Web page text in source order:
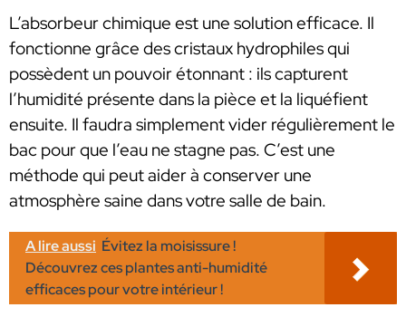
L’absorbeur chimique est une solution efficace. Il
fonctionne grâce des cristaux hydrophiles qui
possèdent un pouvoir étonnant : ils capturent
l’humidité présente dans la pièce et la liquéfient
ensuite. Il faudra simplement vider régulièrement le
bac pour que l’eau ne stagne pas. C’est une
méthode qui peut aider à conserver une
atmosphère saine dans votre salle de bain.
A lire aussi Évitez la moisissure !
Découvrez ces plantes anti-humidité
efficaces pour votre intérieur !